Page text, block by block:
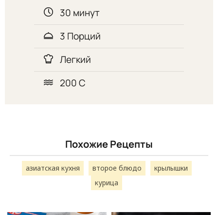
30 минут
3 Порций
Легкий
200 C
Похожие Рецепты
азиатская кухня второе блюдо
крылышки
курица